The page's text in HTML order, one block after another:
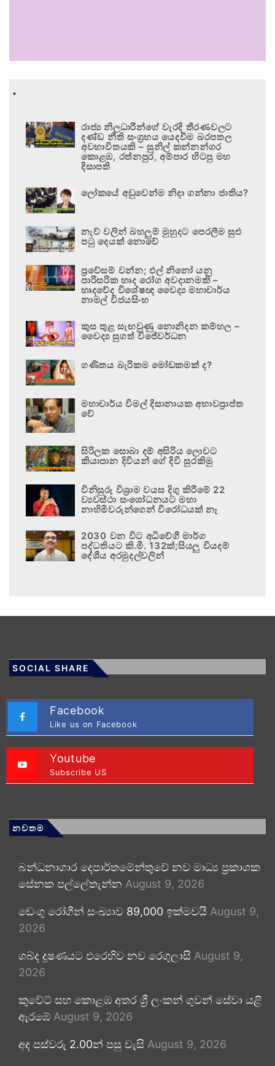
.
රාජ්‍ය නිලධාරීන්ගේ වැරදි තීරණවලට
දණ්ඩ නීති සංග්‍රහය යෙදවීම බරපතල
අවභාවිතයකි – සුනිල් කන්නන්ගර
කොළඹ, රත්නපුර, අම්පාර හිටපු මහ
දිසාපති
ලෝකයේ අඩුවෙන්ම නිදා ගන්නා ජාතිය?
නැව් වලින් බහලුම් මුහුදට පෙරලීම සුළු
පටු දෙයක් නොවේ
ප්‍රවේසම් වන්න; එල් නිනෝ යනු
පාරිසරික හෘද රෝග අවදානමකි –
හෘදවේද විශේෂඥ වෛද්‍ය මහාචාර්ය
නාමල් විජයසිංහ
කුස තුළ සැඟවුණු නොනිදන කම්හල –
වෛද්‍ය සුගත් විජේවර්ධන
ගණිතය බැරිකම මෝඩකමක් ද?
මහාචාර්ය විමල් දිසානායක අභාවප්‍රාප්ත
වේ
සිරිලක සොබා දම් අසිරිය ලොවට
කියාපාන දිවියන් ගේ දිවි සුරකිමු
විනිසුරු විශ්‍රාම වයස දිගු කිරීමේ 22
ව්‍යවස්ථා සංශෝධනයට මහා
නාහිමිවරුන්ගෙන් විරෝධයක් නෑ
2030 වන විට අධිවේගී මාර්ග
පද්ධතියට කි.මී. 132ක්;සියලු වියදම්
දේශීය අරමුදල්වලින්
SOCIAL SHARE
Facebook
Like us on Facebook
Youtube
Subscribe US
නවතම
බන්ධනාගාර දෙපාර්තමේන්තුවේ නව මාධ්‍ය ප්‍රකාශක
සේනක පල්ලේතැන්න August 9, 2026
ඩෙංගු රෝගීන් සංඛ්‍යාව 89,000 ඉක්මවයි August 9,
2026
ශබ්ද දූෂණයට එරෙහිව නව රෙගුලාසි August 9,
2026
කුවේට් සහ කොළඹ අතර ශ්‍රී ලංකන් ගුවන් සේවා යළි
ඇරඹේ August 9, 2026
අද පස්වරු 2.00න් පසු වැසි August 9, 2026